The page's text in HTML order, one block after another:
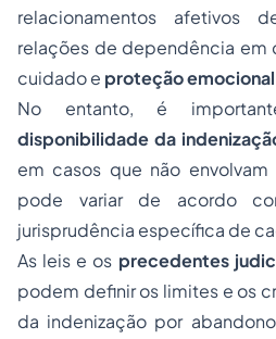
relacionamentos afetivos
relações de dependência em
cuidado e proteção emocional
No entanto, é
disponibilidade da
em casos que não
pode variar de acordo
jurisprudência específica de
As leis e os precedentes
podem definir os limites e os
da indenização por